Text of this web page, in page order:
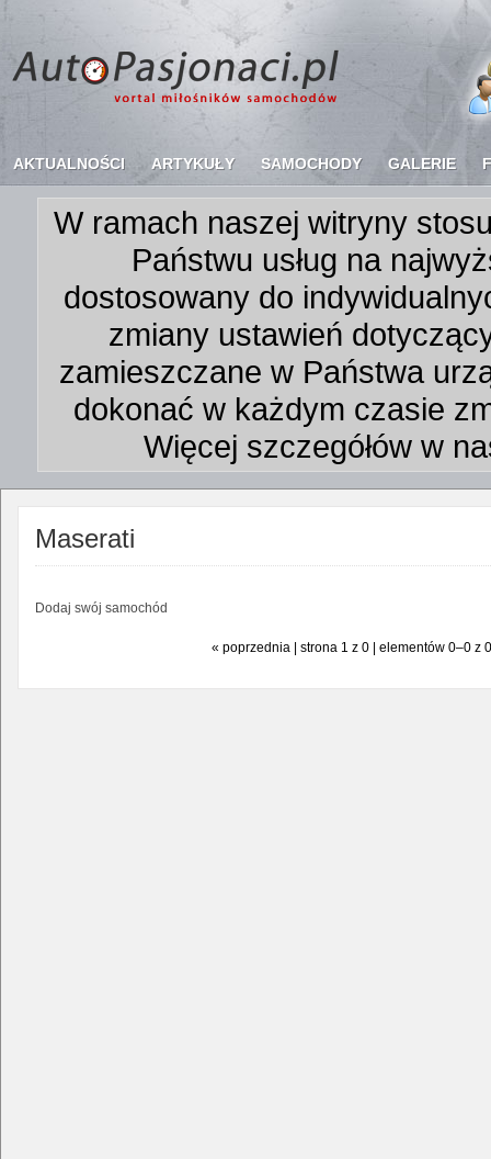
AKTUALNOŚCI ARTYKUŁY SAMOCHODY GALERIE
W ramach naszej witryny
Państwu usług na
dostosowany do
zmiany ustawień
zamieszczane w Państwa
dokonać w każdym czasie
Więcej szczegółów w
Maserati
Dodaj swój samochód
« poprzednia | strona 1 z 0 | elementów 0–0 z